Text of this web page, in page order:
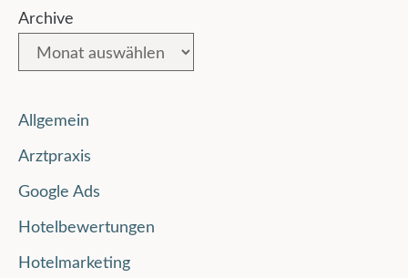
Archive
Allgemein
Arztpraxis
Google Ads
Hotelbewertungen
Hotelmarketing